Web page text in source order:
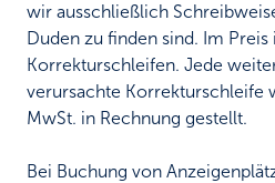
wir ausschließlich
Duden zu finden sind. Im
Korrekturschleifen. Jede
verursachte Korrekturschleife
MwSt. in Rechnung gestellt.
Bei Buchung von